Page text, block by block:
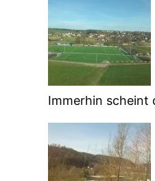
Immerhin scheint